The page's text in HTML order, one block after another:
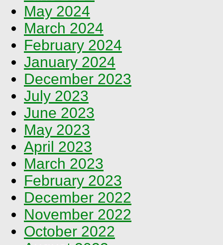
May 2024
March 2024
February 2024
January 2024
December 2023
July 2023
June 2023
May 2023
April 2023
March 2023
February 2023
December 2022
November 2022
October 2022